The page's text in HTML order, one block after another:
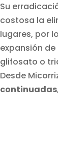
Su
costosa la
lugares, por
expansión
glifosato o
Desde